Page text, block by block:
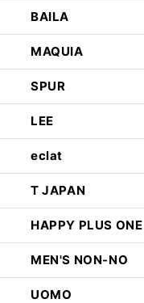
BAILA
MAQUIA
SPUR
LEE
eclat
T JAPAN
HAPPY PLUS ONE
MEN'S NON-NO
UOMO